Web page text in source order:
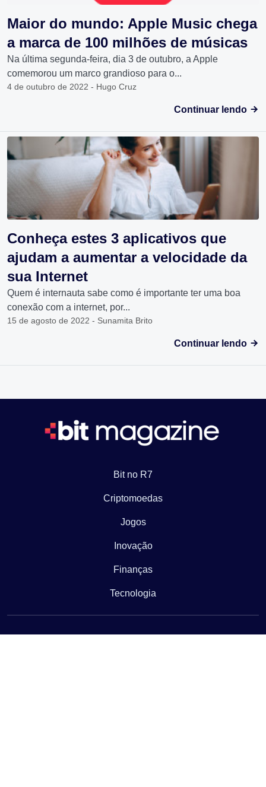
Maior do mundo: Apple Music chega
a marca de 100 milhões de músicas
Na última segunda-feira, dia 3 de outubro, a Apple
comemorou um marco grandioso para o...
4 de outubro de 2022 - Hugo Cruz
Continuar lendo
Conheça estes 3 aplicativos que
ajudam a aumentar a velocidade da
sua Internet
Quem é internauta sabe como é importante ter uma boa
conexão com a internet, por...
15 de agosto de 2022 - Sunamita Brito
Continuar lendo
Bit no R7
Criptomoedas
Jogos
Inovação
Finanças
Tecnologia